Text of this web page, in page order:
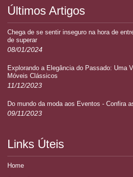
Últimos Artigos
Chega de se sentir inseguro na hora de
de superar
08/01/2024
Explorando a Elegância do Passado: Uma
Móveis Clássicos
11/12/2023
Do mundo da moda aos Eventos - Confira
09/11/2023
Links Úteis
Home